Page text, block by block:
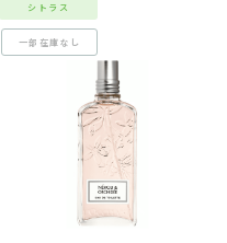
シトラス
一部在庫なし